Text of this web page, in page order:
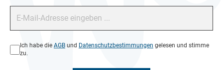
Datenschutz*
Ich habe die AGB und Datenschutzbestimmungen gelesen und stimme
zu.